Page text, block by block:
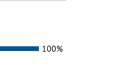
100%